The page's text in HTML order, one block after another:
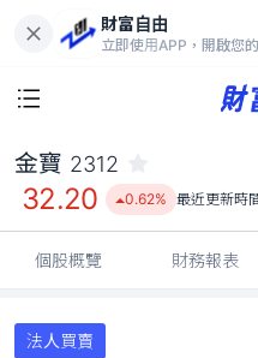
財富自由
立即使用APP，開啟您
32.20
金寶 2312
32.20 0.62% 最近更新時
個股概覽 財務報表
法人買賣